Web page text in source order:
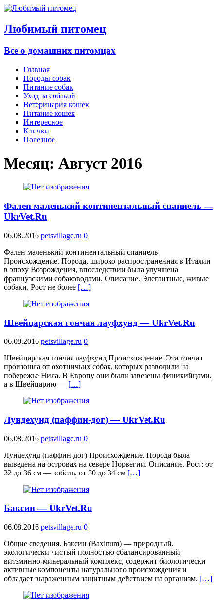
Любимый питомец
Все о домашних питомцах
Главная
Породы собак
Питание собак
Уход за собакой
Ветеринария кошек
Питание кошек
Интересное
Клички
Полезное
Месяц: Август 2016
Фален маленький континентальный спаниель —
UkrVet.Ru
06.08.2016 petsvillage.ru 0
Фален маленький континентальный спаниель
Происхождение. Порода, широко распространенная в Италии
в эпоху Возрождения, впоследствии была улучшена
французскими собаководами. Описание. Элегантные, живые
собаки. Рост не более […]
Швейцарская гончая лауфхунд — UkrVet.Ru
06.08.2016 petsvillage.ru 0
Швейцарская гончая лауфхунд Происхождение. Эта гончая
произошла от охотничьих собак, которых разводили на
побережье Нила. В Европу они были завезены финикийцами,
а в Швейцарию — […]
Лундехунд (паффин-дог) — UkrVet.Ru
06.08.2016 petsvillage.ru 0
Лундехунд (паффин-дог) Происхождение. Порода была
выведена на островах на севере Норвегии. Описание. Рост: от
32 до 36 см — кобель, от 30 до 34 см […]
Баксин — UkrVet.Ru
06.08.2016 petsvillage.ru 0
Общие сведения. Бзксин (Baxinum) — природный,
экологически чистый полностью сбалансированный
витзминно-минеральный комплекс, содержит биологически
активные компоненты натурального происхождения и
обладает выраженным защитным действием на организм. […]